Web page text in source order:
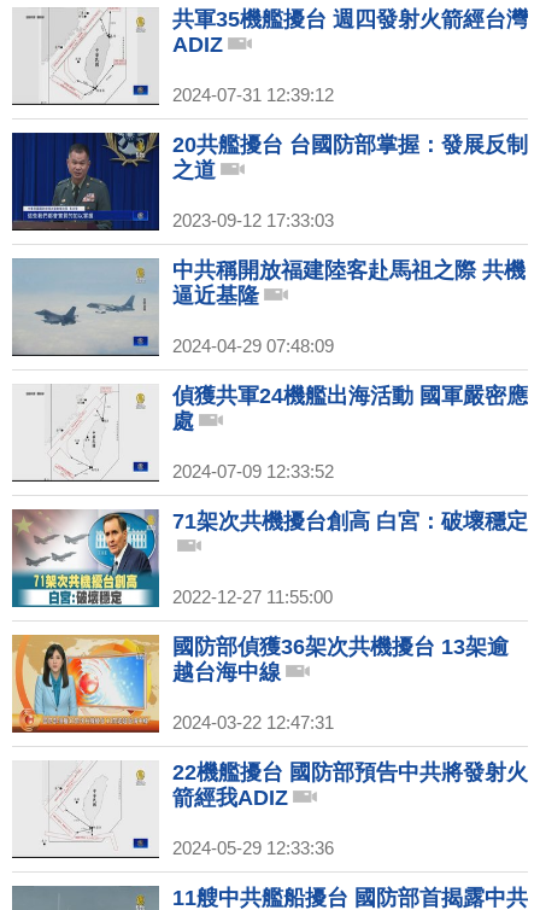
共軍35機艦擾台 週四發射火箭經台灣
ADIZ
2024-07-31 12:39:12
20共艦擾台 台國防部掌握：發展反制
之道
2023-09-12 17:33:03
中共稱開放福建陸客赴馬祖之際 共機
逼近基隆
2024-04-29 07:48:09
偵獲共軍24機艦出海活動 國軍嚴密應
處
2024-07-09 12:33:52
71架次共機擾台創高 白宮：破壞穩定
2022-12-27 11:55:00
國防部偵獲36架次共機擾台 13架逾
越台海中線
2024-03-22 12:47:31
22機艦擾台 國防部預告中共將發射火
箭經我ADIZ
2024-05-29 12:33:36
11艘中共艦船擾台 國防部首揭露中共